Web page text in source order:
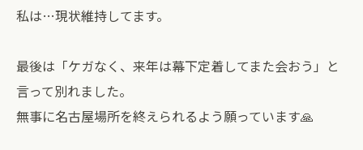
私は…現状維持してます。
最後は「ケガなく、来年は幕下定着してまた会おう」と
言って別れました。
無事に名古屋場所を終えられるよう願っています🙏⁡